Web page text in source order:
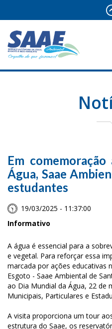
Em
Água, Saae
estudantes
19/03/2025 - 11:37:00
Informativo
A água é essencial para a
e vegetal. Para reforçar essa
marcada por ações educativas
Esgoto - Saae Ambiental de
ao Dia Mundial da Água, 22 de
Municipais, Particulares e
A visita proporciona um tour
estrutura do Saae, os